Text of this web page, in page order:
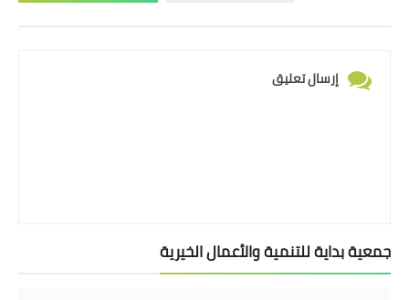
إرسال تعليق
جمعية بداية للتنمية والأعمال الخيرية